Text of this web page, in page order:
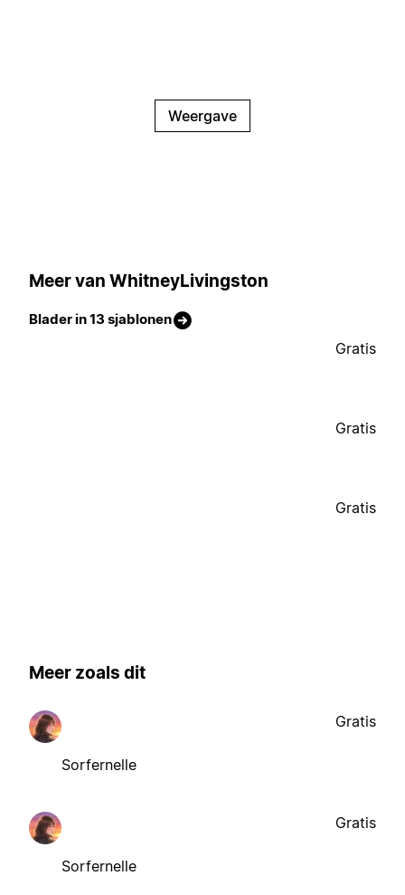
Weergave
Meer van WhitneyLivingston
Blader in 13 sjablonen
Gratis
Gratis
Gratis
Meer zoals dit
Sorfernelle
Gratis
Sorfernelle
Gratis